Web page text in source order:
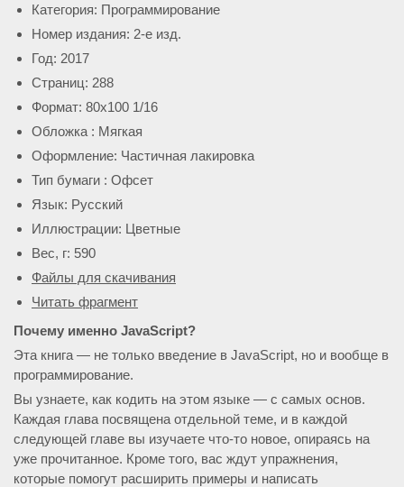
Категория: Программирование
Номер издания: 2-е изд.
Год: 2017
Страниц: 288
Формат: 80х100 1/16
Обложка : Мягкая
Оформление: Частичная лакировка
Тип бумаги : Офсет
Язык: Русский
Иллюстрации: Цветные
Вес, г: 590
Файлы для скачивания
Читать фрагмент
Почему именно JavaScript?
Эта книга — не только введение в JavaScript, но и вообще в
программирование.
Вы узнаете, как кодить на этом языке — с самых основ.
Каждая глава посвящена отдельной теме, и в каждой
следующей главе вы изучаете что-то новое, опираясь на
уже прочитанное. Кроме того, вас ждут упражнения,
которые помогут расширить примеры и написать